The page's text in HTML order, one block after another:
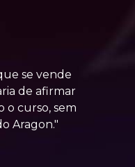
se vende
de afirmar
o curso, sem
Aragon."